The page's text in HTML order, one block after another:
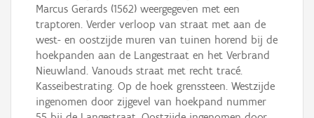
Marcus Gerards (1562) weergegeven met een
traptoren. Verder verloop van straat met aan de
west- en oostzijde muren van tuinen horend bij de
hoekpanden aan de Langestraat en het Verbrand
Nieuwland. Vanouds straat met recht tracé.
Kasseibestrating. Op de hoek grenssteen. Westzijde
ingenomen door zijgevel van hoekpand nummer